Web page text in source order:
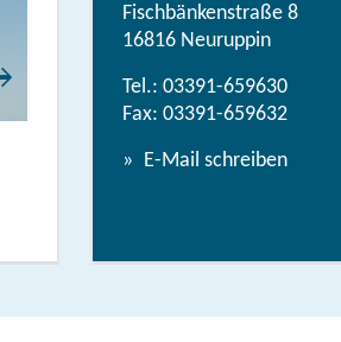
Fischbänkenstraße 8
16816 Neuruppin
Tel.: 03391-659630
Fax: 03391-659632
E-Mail schreiben